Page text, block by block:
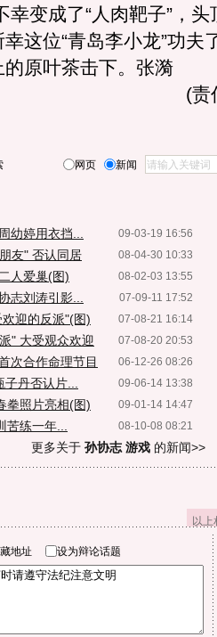
幸变成了“人肉靶子”，
这位“青岛李小龙”功夫
原叶茶击下。张漪
(责
网页 新闻
09-03-19 16:56
幼婷用衣挡...
08-04-30 10:33
友" 否认同居
08-02-03 13:55
人爱巢(图)
07-09-11 17:52
志刘涛引影...
07-08-21 16:14
迎的反派"(图)
07-08-20 20:53
" 大受观众欢迎
06-12-26 08:26
次合作命理节目
09-06-14 13:38
丹否认片...
09-01-14 14:47
拳照片亮相(图)
08-10-08 08:21
苦练一年...
更多关于 孙协志 游戏 的新闻>>
以
藏地址 设为辩论话题